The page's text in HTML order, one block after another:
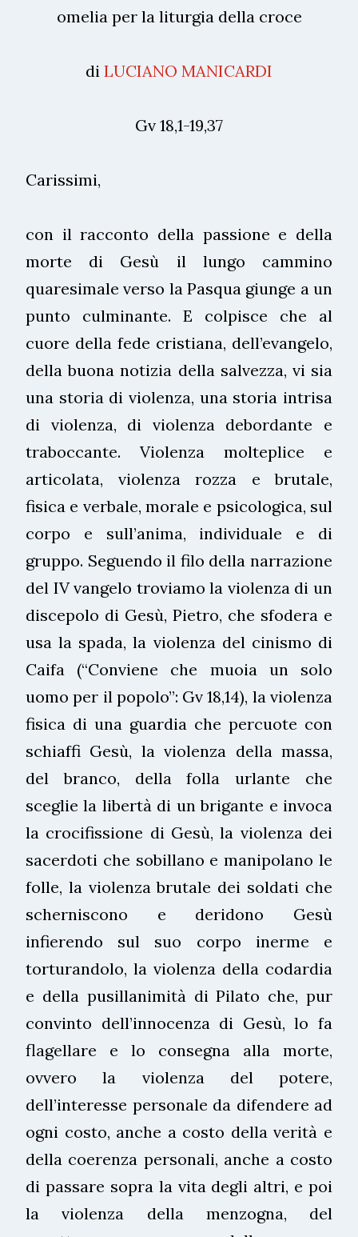
omelia per la liturgia della croce
di LUCIANO MANICARDI
Gv 18,1-19,37
Carissimi,
con il racconto della passione e della
morte di Gesù il lungo cammino
quaresimale verso la Pasqua giunge a un
punto culminante. E colpisce che al
cuore della fede cristiana, dell’evangelo,
della buona notizia della salvezza, vi sia
una storia di violenza, una storia intrisa
di violenza, di violenza debordante e
traboccante. Violenza molteplice e
articolata, violenza rozza e brutale,
fisica e verbale, morale e psicologica, sul
corpo e sull’anima, individuale e di
gruppo. Seguendo il filo della narrazione
del IV vangelo troviamo la violenza di un
discepolo di Gesù, Pietro, che sfodera e
usa la spada, la violenza del cinismo di
Caifa (“Conviene che muoia un solo
uomo per il popolo”: Gv 18,14), la violenza
fisica di una guardia che percuote con
schiaffi Gesù, la violenza della massa,
del branco, della folla urlante che
sceglie la libertà di un brigante e invoca
la crocifissione di Gesù, la violenza dei
sacerdoti che sobillano e manipolano le
folle, la violenza brutale dei soldati che
scherniscono e deridono Gesù
infierendo sul suo corpo inerme e
torturandolo, la violenza della codardia
e della pusillanimità di Pilato che, pur
convinto dell’innocenza di Gesù, lo fa
flagellare e lo consegna alla morte,
ovvero la violenza del potere,
dell’interesse personale da difendere ad
ogni costo, anche a costo della verità e
della coerenza personali, anche a costo
di passare sopra la vita degli altri, e poi
la violenza della menzogna, del